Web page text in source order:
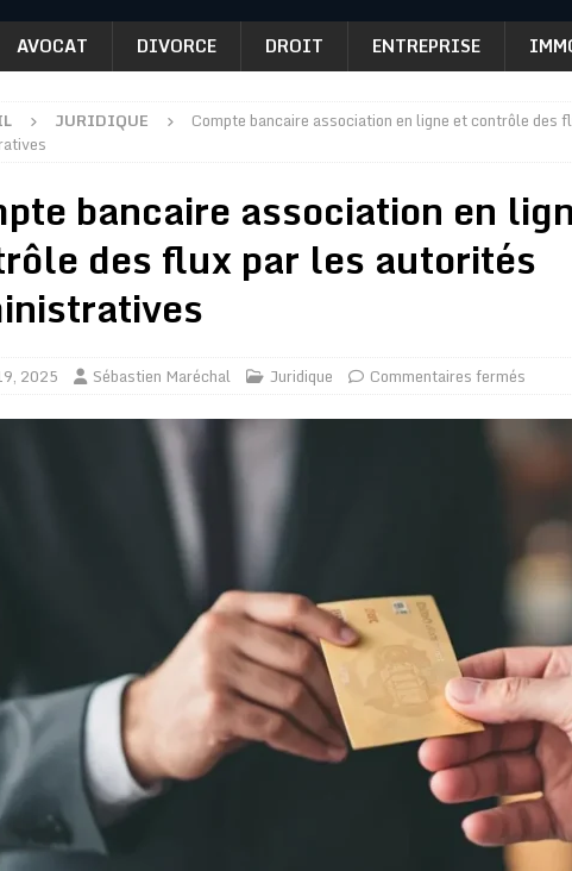
AVOCAT DIVORCE DROIT ENTREPRISE
JURIDIQUE
Compte bancaire association en ligne et contrôle des
bancaire association en
des flux par les autorités
2025 Sébastien Maréchal Juridique Commentaires fermés